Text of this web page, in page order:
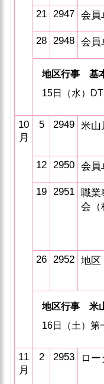
21 2947 会員
28 2948 会員
地区行事
基
15日（水）
10
月
5 2949 米山
12 2950 会員
19 2951 職業
会（
26 2952 地区
地区行事 米
16日（土）第
11
月
2 2953 ロ